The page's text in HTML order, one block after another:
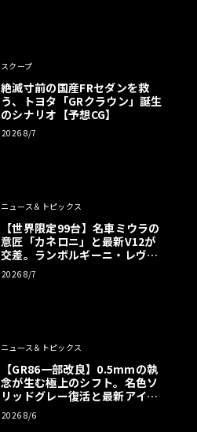
スクープ
絶滅寸前の国産FRセダンを救
う、トヨタ「GRクラウン」誕生
のシナリオ【予想CG】
2026 8/7
ニュース＆トピックス
【世界限定99台】名車ミウラの
意匠「カネロニ」と最新V12が
交差。ランボルギーニ・レヴエ
ルトに60周年記念車が登場
2026 8/7
ニュース＆トピックス
【GR86一部改良】0.5mmの執
念が生む極上のシフト。名色ソ
リッドグレー復活と最新アイサ
イトでFRの極みへ
2026 8/6